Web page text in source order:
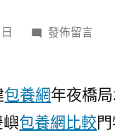
在
雙
嶼
門
發佈留言
包養網年夜橋
包養網比較